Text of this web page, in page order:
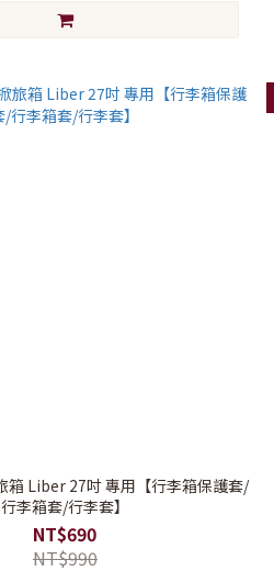
行李箱套/行李套】
NT$690
NT$990